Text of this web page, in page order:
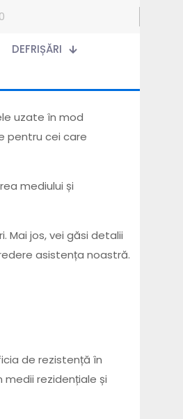
DEFRIȘĂRI
uzate în mod
pentru cei care
mediului și
Mai jos, vei găsi detalii
asistența noastră.
de rezistență în
rezidențiale și